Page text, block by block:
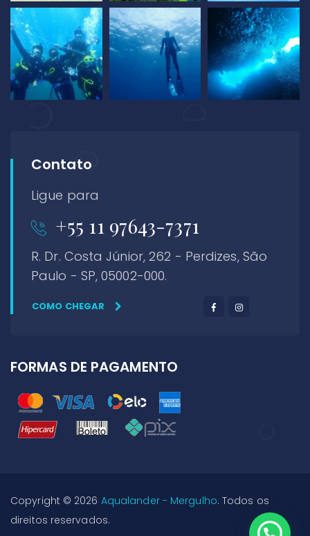
Contato
Ligue para
+55 11 97643-7371
R. Dr. Costa Júnior, 262 - Perdizes, São
Paulo - SP, 05002-000.
COMO CHEGAR
FORMAS DE PAGAMENTO
Copyright © 2026 Aqualander - Mergulho. Todos os
direitos reservados.